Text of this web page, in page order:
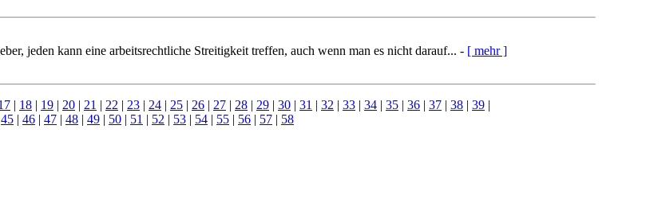
jeden kann eine arbeitsrechtliche Streitigkeit treffen, auch wenn man es nicht darauf... - [ mehr ]
| 18 | 19 | 20 | 21 | 22 | 23 | 24 | 25 | 26 | 27 | 28 | 29 | 30 | 31 | 32 | 33 | 34 | 35 | 36 | 37 | 38 | 39 |
45 | 46 | 47 | 48 | 49 | 50 | 51 | 52 | 53 | 54 | 55 | 56 | 57 | 58